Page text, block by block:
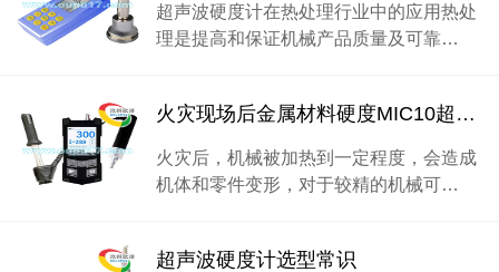
超声波硬度计在热处理行业中的应用热处
理是提高和保证机械产品质量及可靠…
火灾现场后金属材料硬度MIC10超声波硬度计检测
火灾后，机械被加热到一定程度，会造成
机体和零件变形，对于较精的机械可…
超声波硬度计选型常识